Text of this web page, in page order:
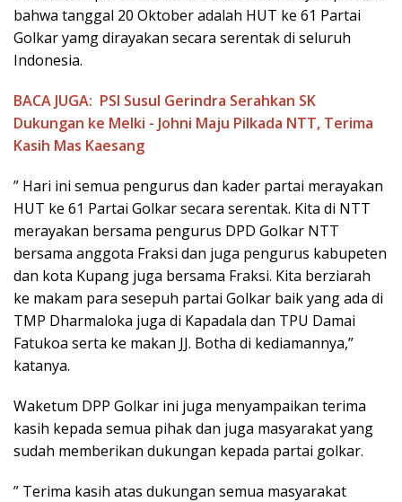
bahwa tanggal 20 Oktober adalah HUT ke 61 Partai
Golkar yamg dirayakan secara serentak di seluruh
Indonesia.
BACA JUGA: PSI Susul Gerindra Serahkan SK
Dukungan ke Melki - Johni Maju Pilkada NTT, Terima
Kasih Mas Kaesang
” Hari ini semua pengurus dan kader partai merayakan
HUT ke 61 Partai Golkar secara serentak. Kita di NTT
merayakan bersama pengurus DPD Golkar NTT
bersama anggota Fraksi dan juga pengurus kabupeten
dan kota Kupang juga bersama Fraksi. Kita berziarah
ke makam para sesepuh partai Golkar baik yang ada di
TMP Dharmaloka juga di Kapadala dan TPU Damai
Fatukoa serta ke makan JJ. Botha di kediamannya,”
katanya.
Waketum DPP Golkar ini juga menyampaikan terima
kasih kepada semua pihak dan juga masyarakat yang
sudah memberikan dukungan kepada partai golkar.
” Terima kasih atas dukungan semua masyarakat